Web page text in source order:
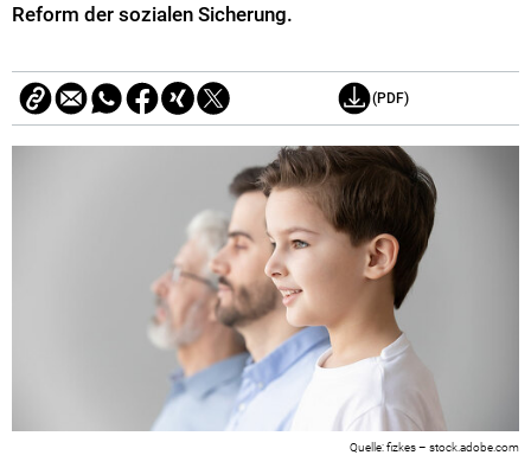
Reform der sozialen Sicherung.
(PDF)
fizkes – stock.adobe.com